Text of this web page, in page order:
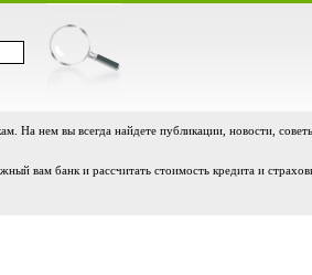
На нем вы всегда найдете публикации, новости,
вам банк и рассчитать стоимость кредита и